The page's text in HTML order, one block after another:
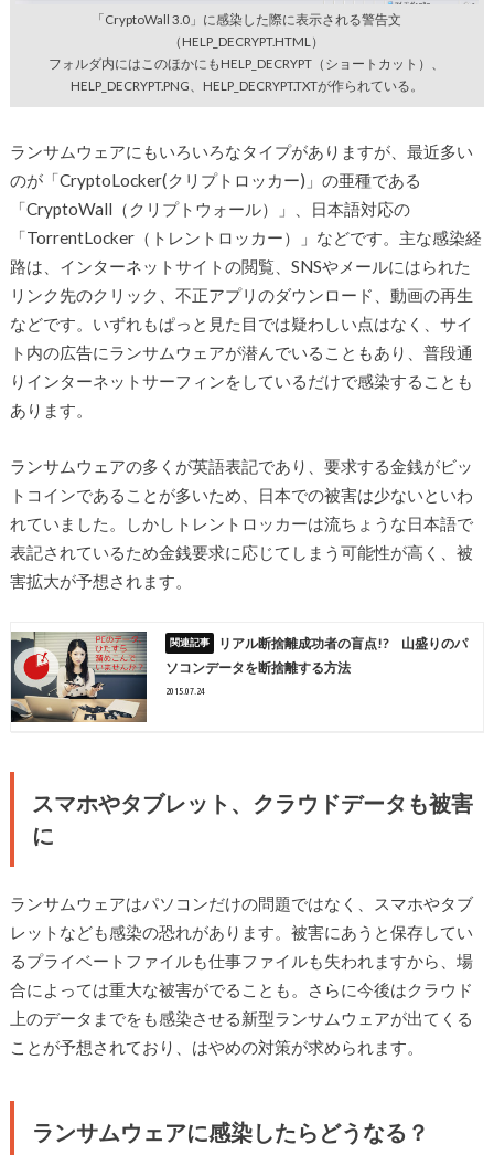
「CryptoWall 3.0」に感染した際に表示される警告文
（HELP_DECRYPT.HTML）
フォルダ内にはこのほかにもHELP_DECRYPT（ショートカット）、
HELP_DECRYPT.PNG、HELP_DECRYPT.TXTが作られている。
ランサムウェアにもいろいろなタイプがありますが、最近多い
のが「CryptoLocker(クリプトロッカー)」の亜種である
「CryptoWall（クリプトウォール）」、日本語対応の
「TorrentLocker（トレントロッカー）」などです。主な感染経
路は、インターネットサイトの閲覧、SNSやメールにはられた
リンク先のクリック、不正アプリのダウンロード、動画の再生
などです。いずれもぱっと見た目では疑わしい点はなく、サイ
ト内の広告にランサムウェアが潜んでいることもあり、普段通
りインターネットサーフィンをしているだけで感染することも
あります。
ランサムウェアの多くが英語表記であり、要求する金銭がビッ
トコインであることが多いため、日本での被害は少ないといわ
れていました。しかしトレントロッカーは流ちょうな日本語で
表記されているため金銭要求に応じてしまう可能性が高く、被
害拡大が予想されます。
リアル断捨離成功者の盲点!? 山盛りのパ
ソコンデータを断捨離する方法
2015.07.24
スマホやタブレット、クラウドデータも被害
に
ランサムウェアはパソコンだけの問題ではなく、スマホやタブ
レットなども感染の恐れがあります。被害にあうと保存してい
るプライベートファイルも仕事ファイルも失われますから、場
合によっては重大な被害がでることも。さらに今後はクラウド
上のデータまでをも感染させる新型ランサムウェアが出てくる
ことが予想されており、はやめの対策が求められます。
ランサムウェアに感染したらどうなる？